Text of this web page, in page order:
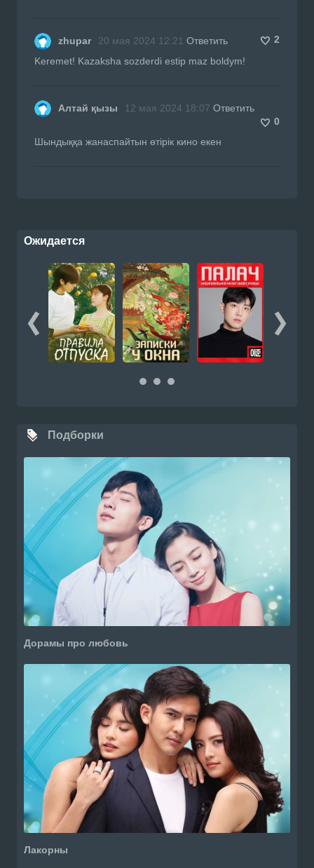
zhupar 20 мая 2024 12:21 Ответить
2
Keremet! Kazaksha sozderdi estip maz boldym!
Алтай қызы 12 мая 2024 18:07 Ответить
0
Шындыққа жанаспайтын өтірік кино екен
Ожидается
Подборки
Дорамы про любовь
Лакорны